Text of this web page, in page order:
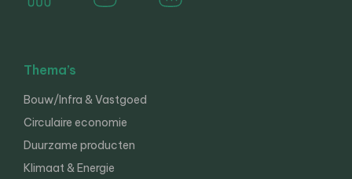
Thema’s
Bouw/Infra & Vastgoed
Circulaire economie
Duurzame producten
Klimaat & Energie